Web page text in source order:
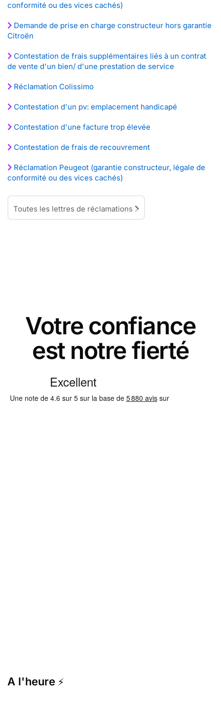
conformité ou des vices cachés)
Demande de prise en charge constructeur hors garantie
Citroën
Contestation de frais supplémentaires liés à un contrat
de vente d'un bien/ d'une prestation de service
Réclamation Colissimo
Contestation d'un pv: emplacement handicapé
Contestation d'une facture trop élevée
Contestation de frais de recouvrement
Réclamation Peugeot (garantie constructeur, légale de
conformité ou des vices cachés)
Toutes les lettres de réclamations
Votre confiance
est notre fierté
A l'heure ⚡